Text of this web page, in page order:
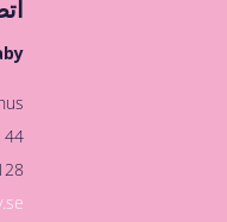
44
Bagarmossen